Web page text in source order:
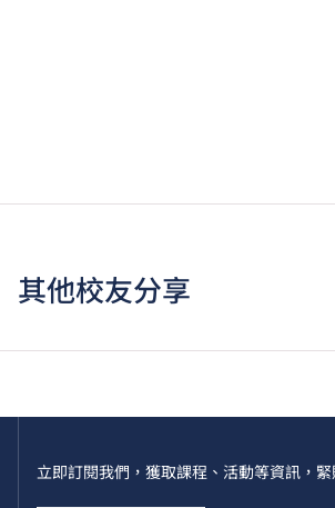
其他校友分享
立即訂閱我們，獲取課程、活動等資訊，緊